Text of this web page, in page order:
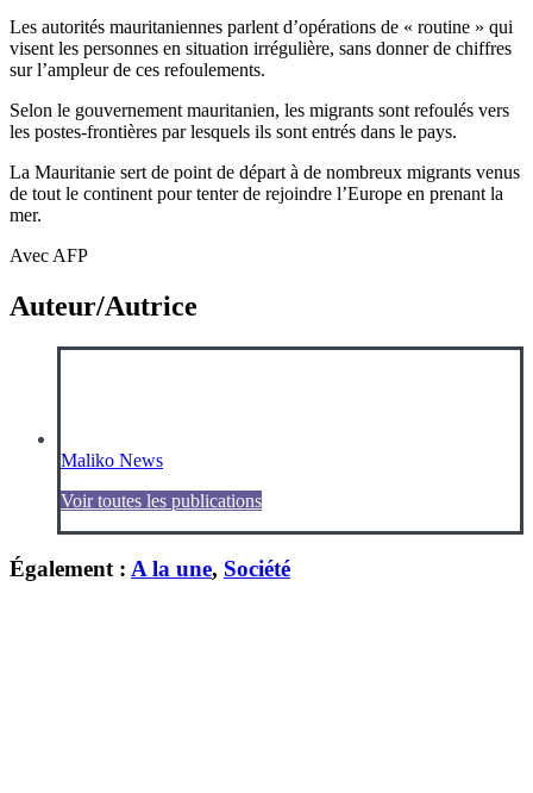
Les autorités mauritaniennes parlent d’opérations de « routine » qui
visent les personnes en situation irrégulière, sans donner de chiffres
sur l’ampleur de ces refoulements.
Selon le gouvernement mauritanien, les migrants sont refoulés vers
les postes-frontières par lesquels ils sont entrés dans le pays.
La Mauritanie sert de point de départ à de nombreux migrants venus
de tout le continent pour tenter de rejoindre l’Europe en prenant la
mer.
Avec AFP
Auteur/Autrice
Maliko News
Voir toutes les publications
Également : A la une, Société